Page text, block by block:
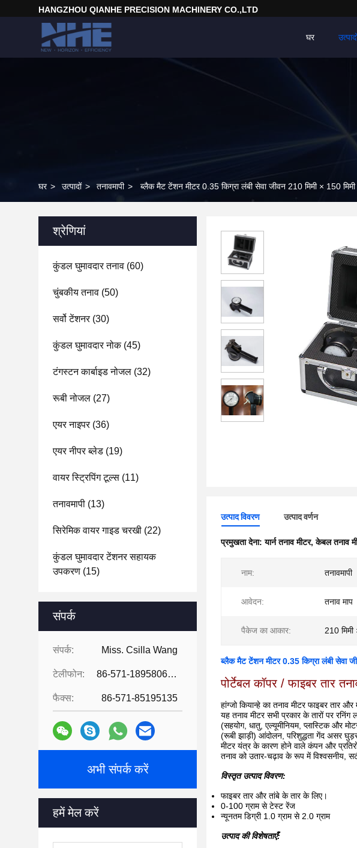
HANGZHOU QIANHE PRECISION MACHINERY CO.,LTD
घर
घर > उत्पादों > तनावमापी > ब्लैक मैट टेंशन मीटर 0.35 किग्रा लंबी सेवा जीवन 210 मिमी × 150 मिमी
श्रेणियां
कुंडल घुमावदार तनाव (60)
चुंबकीय तनाव (50)
सर्वो टेंशनर(30)
कुंडल घुमावदार नोक(45)
टंगस्टन कार्बाइड नोजल (32)
रूबी नोजल (27)
एयर नाइपर(36)
एयर नीपर ब्लेड (19)
वायर स्ट्रिपिंग टूल्स (11)
तनावमापी (13)
सिरेमिक वायर गाइड चरखी (22)
कुंडल घुमावदार टेंशनर सहायक
उपकरण (15)
संपर्क
संपर्क: Miss. Csilla Wang
टेलीफोन: 86-571-18958064130
फैक्स: 86-571-85195135
अभी संपर्क करें
हमें मेल करें
उत्पाद विवरण उत्पाद वर्णन
प्रमुखता देना:यार्न तनाव मीटर,केबल तनाव
नाम: तनावमापी
आवेदन: तनाव माप
पैकेज का आकार: 210 मिमी
ब्लैक मैट टेंशन मीटर 0.35 किग्रा लंबी सेवा
पोर्टेबल कॉपर / फाइबर तार
हांग्जो कियान्हे का तनाव मीटर फाइबर तार
यह तनाव मीटर सभी प्रकार के तारों पर
(सहयोग, धातु, एल्यूमीनियम, प्लास्टिक और
(रूबी झाड़ी) आंदोलन, परिशुद्धता गेंद असर
मीटर यंत्र के कारण होने वाले कंपन और
तनाव को उतार-चढ़ाव के रूप में विश्वसनीय,
विस्तृत उत्पाद विवरण:
फाइबर तार और तांबे के तार के लिए।
0-100 ग्राम से टेस्ट रेंज
न्यूनतम डिग्री 1.0 ग्राम से 2.0 ग्राम
उत्पाद की विशेषताएँ: